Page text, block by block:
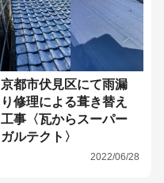
京都市伏見区にて雨漏
り修理による葺き替え
工事〈瓦からスーパー
ガルテクト〉
2022/06/28